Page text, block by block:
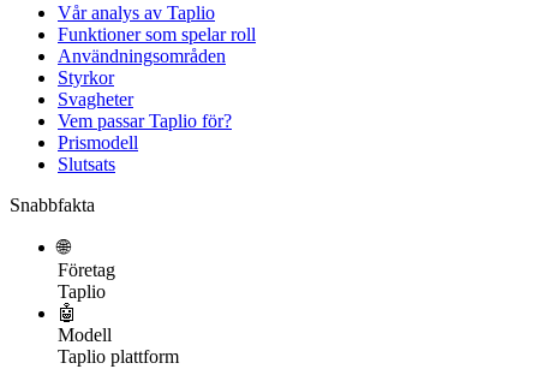
Vår analys av Taplio
Funktioner som spelar roll
Användningsområden
Styrkor
Svagheter
Vem passar Taplio för?
Prismodell
Slutsats
Snabbfakta
🌐
Företag
Taplio
🤖
Modell
Taplio plattform